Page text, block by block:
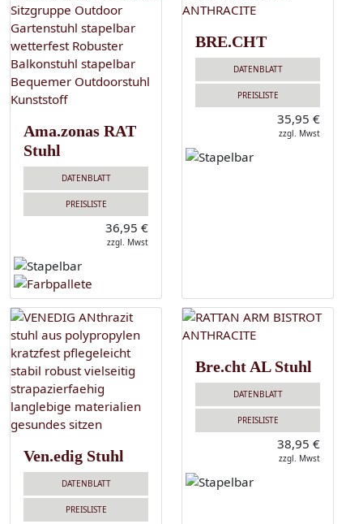
Ama.zonas RAT
Stuhl
DATENBLATT
PREISLISTE
36,95 €
zzgl. Mwst
BRE.CHT
DATENBLATT
PREISLISTE
35,95 €
zzgl. Mwst
Ven.edig Stuhl
DATENBLATT
PREISLISTE
Bre.cht AL Stuhl
DATENBLATT
PREISLISTE
38,95 €
zzgl. Mwst